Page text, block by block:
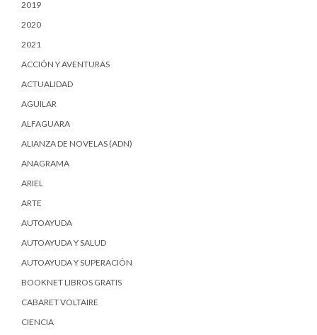
2019
2020
2021
ACCIÓN Y AVENTURAS
ACTUALIDAD
AGUILAR
ALFAGUARA
ALIANZA DE NOVELAS (ADN)
ANAGRAMA
ARIEL
ARTE
AUTOAYUDA
AUTOAYUDA Y SALUD
AUTOAYUDA Y SUPERACIÓN
BOOKNET LIBROS GRATIS
CABARET VOLTAIRE
CIENCIA